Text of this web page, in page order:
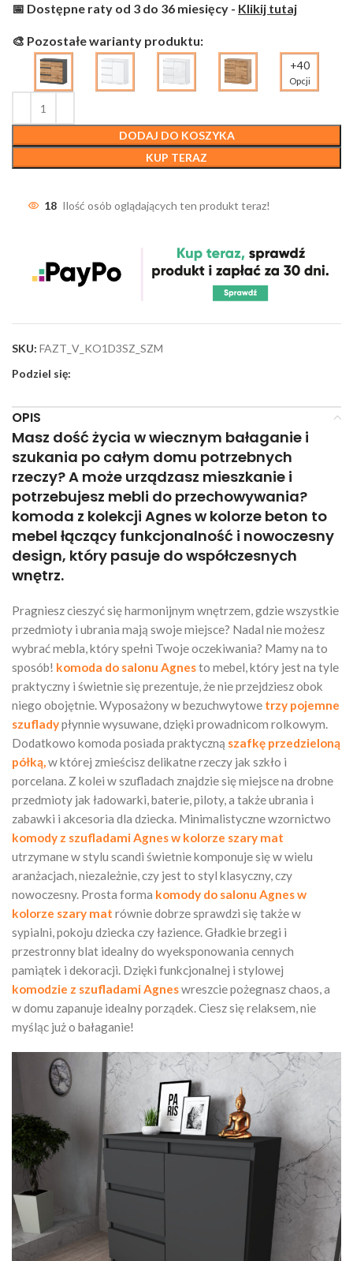
📅 Dostępne raty od 3 do 36 miesięcy - Klikij tutaj
🎨 Pozostałe warianty produktu:
+40
Opcji
DODAJ DO KOSZYKA
KUP TERAZ
18 Ilość osób oglądających ten produkt teraz!
SKU: FAZT_V_KO1D3SZ_SZM
Podziel się:
OPIS
Masz dość życia w wiecznym bałaganie i
szukania po całym domu potrzebnych
rzeczy? A może urządzasz mieszkanie i
potrzebujesz mebli do przechowywania?
komoda z kolekcji Agnes w kolorze beton to
mebel łączący funkcjonalność i nowoczesny
design, który pasuje do współczesnych
wnętrz.
Pragniesz cieszyć się harmonijnym wnętrzem, gdzie wszystkie
przedmioty i ubrania mają swoje miejsce? Nadal nie możesz
wybrać mebla, który spełni Twoje oczekiwania? Mamy na to
sposób! komoda do salonu Agnesto mebel, który jest na tyle
praktyczny i świetnie się prezentuje, że nie przejdziesz obok
niego obojętnie. Wyposażony w bezuchwytowe trzy pojemne
szufladypłynnie wysuwane, dzięki prowadnicom rolkowym.
Dodatkowo komoda posiada praktyczną szafkę przedzieloną
półką, w której zmieścisz delikatne rzeczy jak szkło i
porcelana. Z kolei w szufladach znajdzie się miejsce na drobne
przedmioty jak ładowarki, baterie, piloty, a także ubrania i
zabawki i akcesoria dla dziecka. Minimalistyczne wzornictwo
komody z szufladami Agnesw kolorze szary mat
utrzymane w stylu scandi świetnie komponuje się w wielu
aranżacjach, niezależnie, czy jest to styl klasyczny, czy
nowoczesny. Prosta forma komody do salonu Agnes w
kolorze szary mat równie dobrze sprawdzi się także w
sypialni, pokoju dziecka czy łazience. Gładkie brzegi i
przestronny blat idealny do wyeksponowania cennych
pamiątek i dekoracji. Dzięki funkcjonalnej i stylowej
komodzie z szufladami Agneswreszcie pożegnasz chaos, a
w domu zapanuje idealny porządek. Ciesz się relaksem, nie
myśląc już o bałaganie!